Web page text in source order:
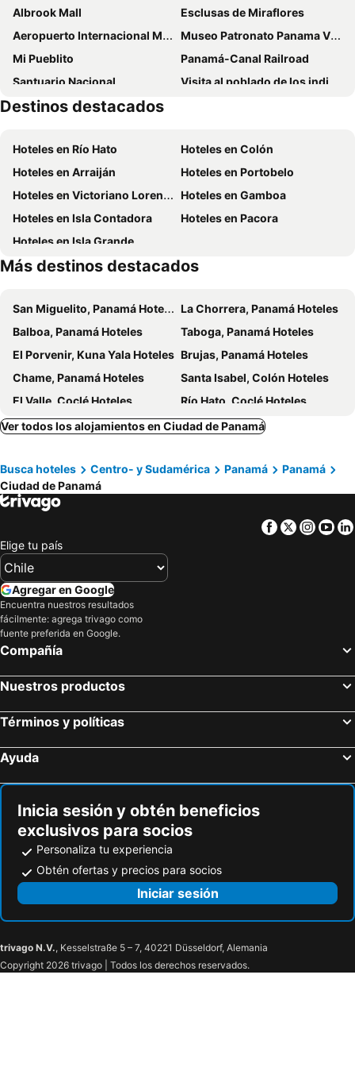
Best Western Plus Panama Zen Hotel
Le Méridien Panama
Waymore Hotel Spa & Casino
Wyndham Garden Panama Centro
The Executive Hotel
Hotel Caribe
Studio Coliving Suite
Hotel Coral Suites
Hotel Ojos Del Rio
Best Western El Dorado Panama Hotel
Exe Oriental Panamá
Courtyard by Marriott Panama Metromall
Intercontinental Hotels Miramar Panama By Ihg
Hotel Tower House Suites
Innfiniti Hotel & Suites
Sortis Hotel, Spa & Casino, Autograph Collection
Crowne Plaza Panama By Ihg
W Panama
Hotel Casa Panama
Residence Inn by Marriott Panama City
Global Hotel Panama
Hotel Parador
Toscana Inn Hotel
Hotel Marbella
B&B Panama Guesthouse
Metro Hotel Panama
Victoria Hotel and Suites Panama
Hotel Costa Inn
The Balboa Inn
Summit Rainforest Golf Resort & All Inclusive
Hotel Hsr
Hotel Doral
Posada 1914
Hostal Cigarra
Albrook Mall
Esclusas de Miraflores
Aeropuerto Internacional Marcos A Gelabert o Albrook
Museo Patronato Panama Viejo
Mi Pueblito
Panamá-Canal Railroad
Santuario Nacional
Visita al poblado de los indios Emberá
Archaeological site of Old Panama
Destinos destacados
Hoteles en Río Hato
Hoteles en Colón
Hoteles en Arraiján
Hoteles en Portobelo
Hoteles en Victoriano Lorenzo
Hoteles en Gamboa
Hoteles en Isla Contadora
Hoteles en Pacora
Hoteles en Isla Grande
Más destinos destacados
San Miguelito, Panamá Hoteles
La Chorrera, Panamá Hoteles
Balboa, Panamá Hoteles
Taboga, Panamá Hoteles
El Porvenir, Kuna Yala Hoteles Brujas, Panamá Hoteles
Chame, Panamá Hoteles
Santa Isabel, Colón Hoteles
El Valle, Coclé Hoteles
Río Hato, Coclé Hoteles
Colón, Colón Hoteles
Arraiján, Panamá Hoteles
Gamboa, Colón Hoteles
Isla Contadora, Panamá Hoteles
Pacora, Panamá Hoteles
Bocas del Toro, Bocas del Toro Hoteles
Bastimentos, Bocas del Toro Hoteles
David, Chiriquí Hoteles
Bajo Boquete, Chiriquí Hoteles
Ver todos los alojamientos en Ciudad de Panamá
Busca hoteles Centro- y Sudamérica Panamá
Panamá
Ciudad de Panamá
Facebook
Twitter
Elige tu país
Agregar en Google
Encuentra nuestros resultados
fácilmente: agrega trivago como
fuente preferida en Google.
Compañía
Nuestros productos
Términos y políticas
Ayuda
Inicia sesión y obtén beneficios
exclusivos para socios
Personaliza tu experiencia
Obtén ofertas y precios para socios
Iniciar sesión
trivago N.V., Kesselstraße 5 – 7, 40221 Düsseldorf, Alemania
Copyright 2026 trivago | Todos los derechos reservados.